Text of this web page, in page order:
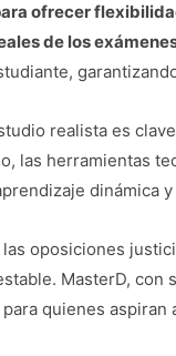
ofrecer
de los
realista es
las herramientas
dinámica
oposiciones
MasterD,
quienes